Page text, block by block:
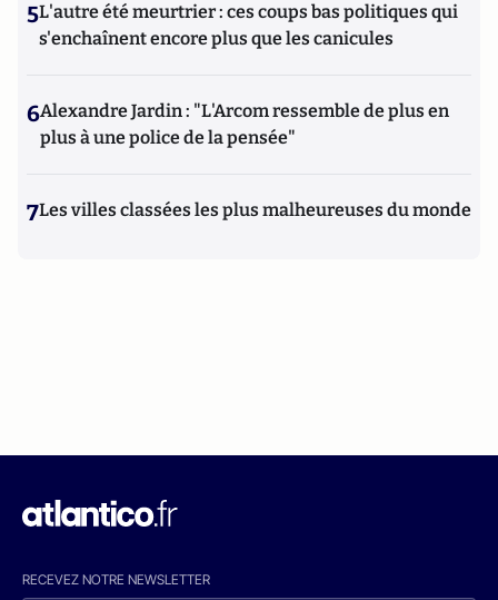
5L'autre été meurtrier : ces coups bas politiques qui
s'enchaînent encore plus que les canicules
6Alexandre Jardin : "L'Arcom ressemble de plus en
plus à une police de la pensée"
7Les villes classées les plus malheureuses du monde
RECEVEZ NOTRE NEWSLETTER